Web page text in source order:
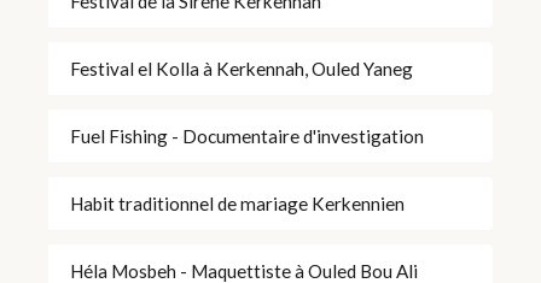
Festival el Kolla à Kerkennah, Ouled Yaneg
Fuel Fishing - Documentaire d'investigation
Habit traditionnel de mariage Kerkennien
Héla Mosbeh - Maquettiste à Ouled Bou Ali